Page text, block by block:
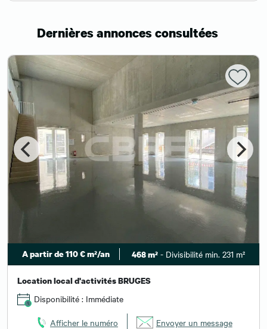
Dernières annonces consultées
A partir de 110 € m²/an 468 m² - Divisibilité min. 231 m²
Location local d'activités BRUGES
Disponibilité : Immédiate
Afficher le numéro Envoyer un message